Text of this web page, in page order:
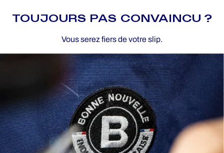
TOUJOURS PAS CONVAINCU ?
Vous serez fiers de votre slip.